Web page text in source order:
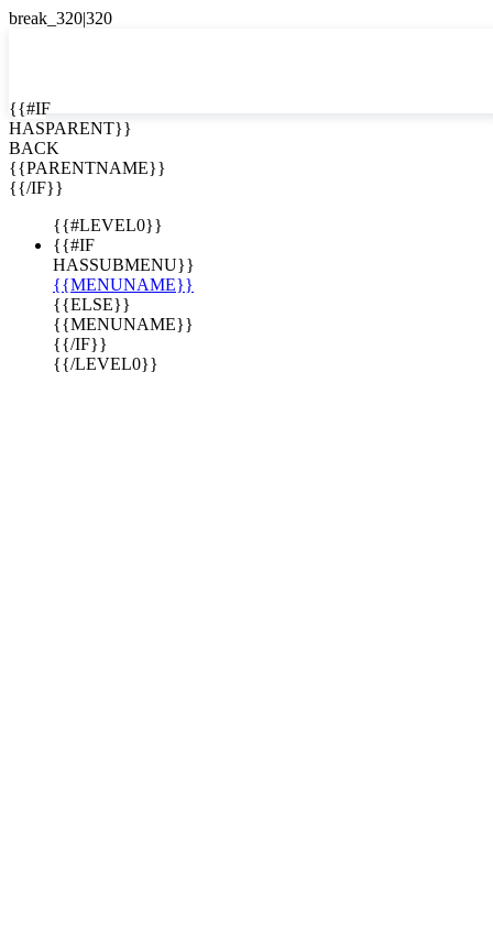

EN
ES
{{#IF
HASPARENT}}
BACK
{{PARENTNAME}}
{{/IF}}
{{#LEVEL0}}
{{#IF
HASSUBMENU}}
{{MENUNAME}}
{{ELSE}}
{{MENUNAME}}
{{/IF}}
{{/LEVEL0}}